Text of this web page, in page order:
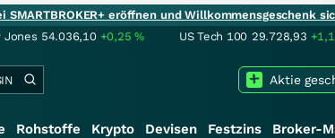
eröffnen und Willkommensgeschenk
Jones 54.036,10 +0,25% US Tech 100 29.728,93
Aktie
Rohstoffe Krypto Devisen Festzins Broker-